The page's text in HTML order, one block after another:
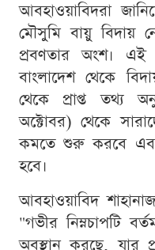
আবহাওয়াবিদরা
মৌসুমি বায়ু বিদায়
প্রবণতার অংশ। এই
বাংলাদেশ থেকে
থেকে প্রাপ্ত তথ্য
অক্টোবর) থেকে
কমতে শুরু করবে এবং
হবে।
আবহাওয়াবিদ
"গভীর নিম্নচাপটি